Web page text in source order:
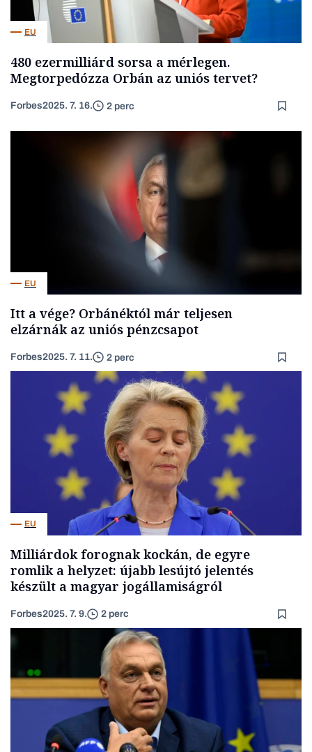
EU
480 ezermilliárd sorsa a mérlegen.
Megtorpedózza Orbán az uniós tervet?
Forbes2025. 7. 16. 2 perc
EU
Itt a vége? Orbánéktól már teljesen
elzárnák az uniós pénzcsapot
Forbes2025. 7. 11. 2 perc
EU
Milliárdok forognak kockán, de egyre
romlik a helyzet: újabb lesújtó jelentés
készült a magyar jogállamiságról
Forbes2025. 7. 9. 2 perc